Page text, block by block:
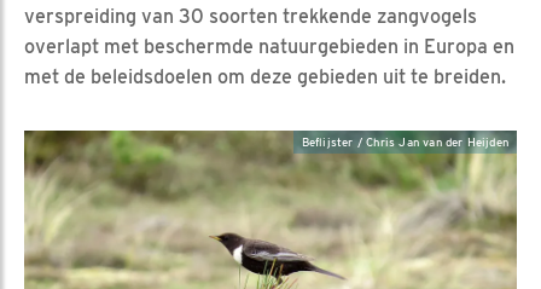
verspreiding van 30 soorten trekkende zangvogels
overlapt met beschermde natuurgebieden in Europa en
met de beleidsdoelen om deze gebieden uit te breiden.
Beflijster / Chris Jan van der Heijden